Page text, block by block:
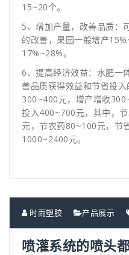
15~20个。
5、增加产量，改善品质：
的改善，果园一般增产
17%~28%。
6、提高经济效益：水肥一
善品质获得效益和节省投
300~400元，增产增收
投入400~700元，其中，
元，节农药80~100元，节
1000~2400元。
时雨塑胶 产品展示
喷灌系统的喷头